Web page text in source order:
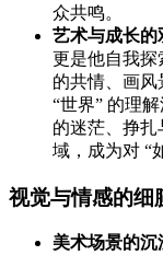
众共鸣。
艺术与成长的
更是他自我探
的共情、画风
“世界” 的理
的迷茫、挣扎
域，成为对 “
视觉与情感的细
美术场景的沉